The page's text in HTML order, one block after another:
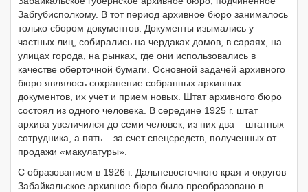
Забгубисполкому. В тот период архивное бюро занималось
только сбором документов. Документы изымались у
частных лиц, собирались на чердаках домов, в сараях, на
улицах города, на рынках, где они использовались в
качестве оберточной бумаги. Основной задачей архивного
бюро являлось сохранение собранных архивных
документов, их учет и прием новых. Штат архивного бюро
состоял из одного человека. В середине 1925 г. штат
архива увеличился до семи человек, из них два – штатных
сотрудника, а пять – за счет спецсредств, полученных от
продажи «макулатуры».
С образованием в 1926 г. Дальневосточного края и округов
Забайкальское архивное бюро было преобразовано в